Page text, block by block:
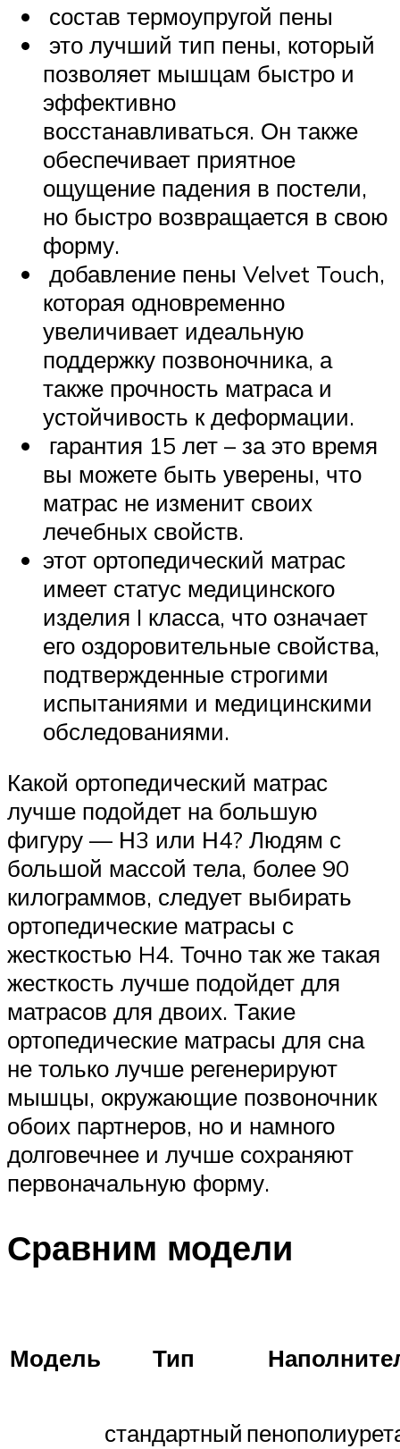
состав термоупругой пены
это лучший тип пены, который
позволяет мышцам быстро и
эффективно
восстанавливаться. Он также
обеспечивает приятное
ощущение падения в постели,
но быстро возвращается в свою
форму.
добавление пены Velvet Touch,
которая одновременно
увеличивает идеальную
поддержку позвоночника, а
также прочность матраса и
устойчивость к деформации.
гарантия 15 лет – за это время
вы можете быть уверены, что
матрас не изменит своих
лечебных свойств.
этот ортопедический матрас
имеет статус медицинского
изделия I класса, что означает
его оздоровительные свойства,
подтвержденные строгими
испытаниями и медицинскими
обследованиями.
Какой ортопедический матрас
лучше подойдет на большую
фигуру — Н3 или Н4? Людям с
большой массой тела, более 90
килограммов, следует выбирать
ортопедические матрасы с
жесткостью H4. Точно так же такая
жесткость лучше подойдет для
матрасов для двоих. Такие
ортопедические матрасы для сна
не только лучше регенерируют
мышцы, окружающие позвоночник
обоих партнеров, но и намного
долговечнее и лучше сохраняют
первоначальную форму.
Сравним модели
Модель Тип
стандартный